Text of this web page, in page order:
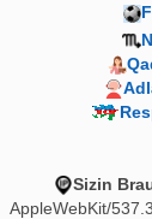
Sizin
AppleWebKit/